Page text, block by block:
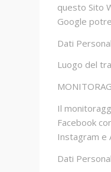
questo Sito
Google
Dati
Luogo del
Il
Facebook
Instagram e
Dati